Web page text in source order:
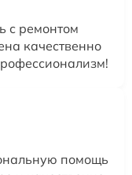
с ремонтом
качественно
помощь